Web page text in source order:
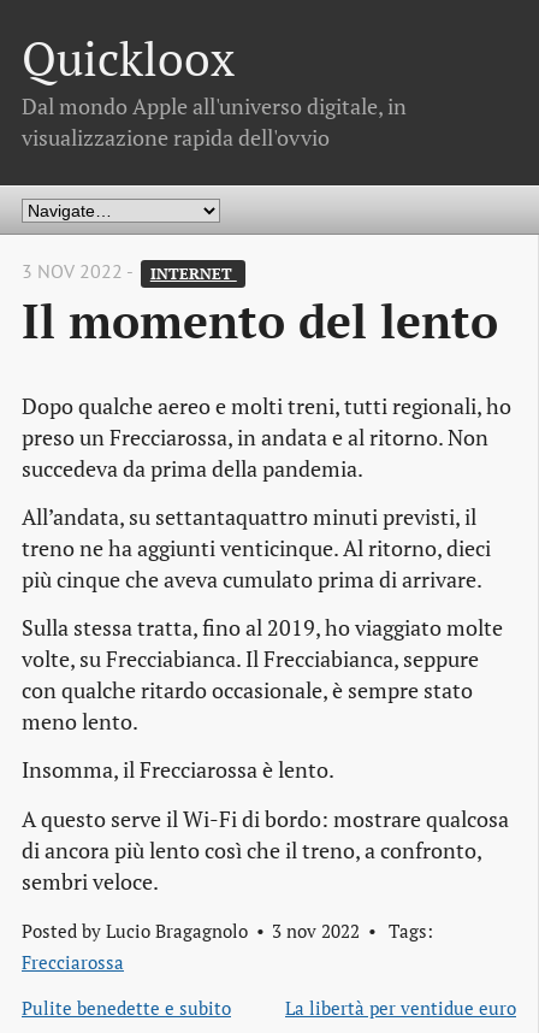
Quickloox
Dal mondo Apple all'universo digitale, in
visualizzazione rapida dell'ovvio
3 NOV 2022 - INTERNET
Il momento del lento
Dopo qualche aereo e molti treni, tutti regionali, ho
preso un Frecciarossa, in andata e al ritorno. Non
succedeva da prima della pandemia.
All’andata, su settantaquattro minuti previsti, il
treno ne ha aggiunti venticinque. Al ritorno, dieci
più cinque che aveva cumulato prima di arrivare.
Sulla stessa tratta, fino al 2019, ho viaggiato molte
volte, su Frecciabianca. Il Frecciabianca, seppure
con qualche ritardo occasionale, è sempre stato
meno lento.
Insomma, il Frecciarossa è lento.
A questo serve il Wi-Fi di bordo: mostrare qualcosa
di ancora più lento così che il treno, a confronto,
sembri veloce.
Posted by Lucio Bragagnolo 3 nov 2022
Tags:
Frecciarossa
Pulite benedette e subito
La libertà per ventidue euro